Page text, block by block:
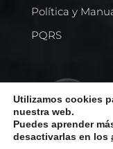
Política y
PQRS
Utilizamos cookies
nuestra web.
Puedes aprender
desactivarlas en los